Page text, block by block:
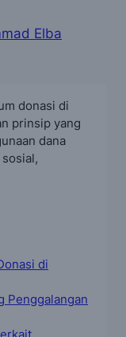
Elba
donasi di
prinsip yang
dana
di
Penggalangan